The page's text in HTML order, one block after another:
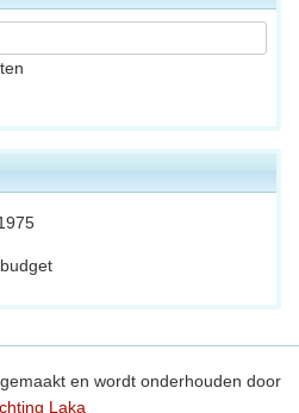
en wordt onderhouden door
Laka